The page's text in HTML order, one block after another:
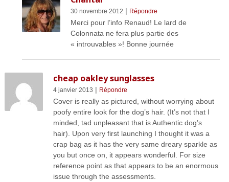
30 novembre 2012 | Répondre
Merci pour l’info Renaud! Le lard de
Colonnata ne fera plus partie des
« introuvables »! Bonne journée
cheap oakley sunglasses
4 janvier 2013 | Répondre
Cover is really as pictured, without worrying about
poofy entire look for the dog’s hair. (It’s not that I
minded, tad unpleasant that is Authentic dog’s
hair). Upon very first launching I thought it was a
crap bag as it has the very same dreary sparkle as
you but once on, it appears wonderful. For size
reference point as that appears to be an enormous
issue through the assessments.